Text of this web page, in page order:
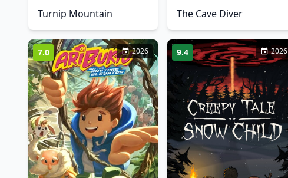
Turnip Mountain The Cave Diver
7.0 2026 9.4 2026